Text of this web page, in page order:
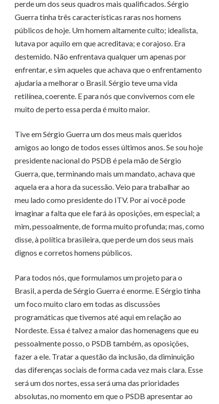
perde um dos seus quadros mais qualificados. Sérgio
Guerra tinha três características raras nos homens
públicos de hoje. Um homem altamente culto; idealista,
lutava por aquilo em que acreditava; e corajoso. Era
destemido. Não enfrentava qualquer um apenas por
enfrentar, e sim aqueles que achava que o enfrentamento
ajudaria a melhorar o Brasil. Sérgio teve uma vida
retilínea, coerente. E para nós que convivemos com ele
muito de perto essa perda é muito maior.
Tive em Sérgio Guerra um dos meus mais queridos
amigos ao longo de todos esses últimos anos. Se sou hoje
presidente nacional do PSDB é pela mão de Sérgio
Guerra, que, terminando mais um mandato, achava que
aquela era a hora da sucessão. Veio para trabalhar ao
meu lado como presidente do ITV. Por aí você pode
imaginar a falta que ele fará às oposições, em especial; a
mim, pessoalmente, de forma muito profunda; mas, como
disse, à política brasileira, que perde um dos seus mais
dignos e corretos homens públicos.
Para todos nós, que formulamos um projeto para o
Brasil, a perda de Sérgio Guerra é enorme. E Sérgio tinha
um foco muito claro em todas as discussões
programáticas que tivemos até aqui em relação ao
Nordeste. Essa é talvez a maior das homenagens que eu
pessoalmente posso, o PSDB também, as oposições,
fazer a ele. Tratar a questão da inclusão, da diminuição
das diferenças sociais de forma cada vez mais clara. Esse
será um dos nortes, essa será uma das prioridades
absolutas, no momento em que o PSDB apresentar ao